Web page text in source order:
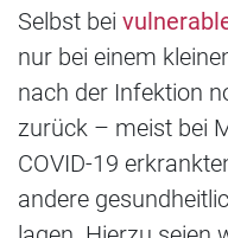
Selbst bei
nur bei einem
nach der Infektion
zurück – meist bei
COVID-19
andere